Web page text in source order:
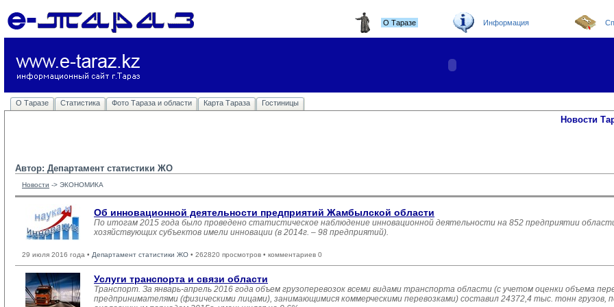
О Таразе Информация
О Таразе Статистика Фото Тараза и области Карта Тараза Гостиницы
Новости
Автор: Департамент статистики ЖО
Новости -> ЭКОНОМИКА
Об инновационной деятельности предприятий Жамбылской области
По итогам 2015 года было проведено статистическое наблюдение инновационной деятельности на 852 предприятии
хозяйствующих субъектов имели инновации (в 2014г. – 98 предприятий).
29 июля 2016 года • Департамент статистики ЖО • 262820 просмотров • комментариев 0
Услуги транспорта и связи области
Транспорт. За январь-апрель 2016 года объем грузоперевозок всеми видами транспорта области (с учетом оценки объема
предпринимателями (физическими лицами), занимающимися коммерческими перевозками) составил 24372,4 тыс. тонн грузов,